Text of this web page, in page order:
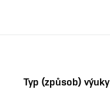
Typ (způsob) výuky